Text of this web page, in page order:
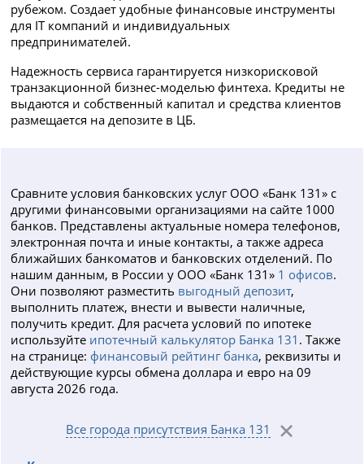
рубежом. Создает удобные финансовые инструменты
для IT компаний и индивидуальных
предпринимателей.
Надежность сервиса гарантируется низкорисковой
транзакционной бизнес-моделью финтеха. Кредиты не
выдаются и собственный капитал и средства клиентов
размещается на депозите в ЦБ.
Сравните условия банковских услуг ООО «Банк 131» с
другими финансовыми организациями на сайте 1000
банков. Представлены актуальные номера телефонов,
электронная почта и иные контакты, а также адреса
ближайших банкоматов и банковских отделений. По
нашим данным, в России у ООО «Банк 131» 1 офисов.
Они позволяют разместить выгодный депозит,
выполнить платеж, внести и вывести наличные,
получить кредит. Для расчета условий по ипотеке
используйте ипотечный калькулятор Банка 131 . Также
на странице:финансовый рейтинг банка, реквизиты и
действующие курсы обмена доллара и евро на 09
августа 2026 года.
Все города присутствия Банка 131